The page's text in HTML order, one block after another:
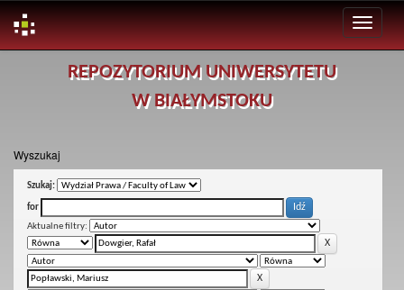
REPOZYTORIUM UNIWERSYTETU
W BIAŁYMSTOKU
Wyszukaj
Szukaj:
for
Aktualne filtry: